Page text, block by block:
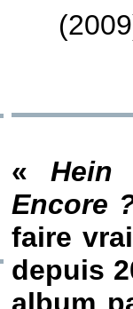
« Hein
Encore
faire
depuis